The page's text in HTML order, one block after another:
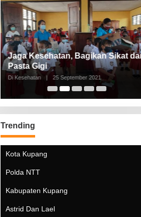
Jaga Kesehatan, Bagikan Sikat
Pasta Gigi
Di Kesehatan | 25 September 2021
Trending
Kota Kupang
Polda NTT
Kabupaten Kupang
Astrid Dan Lael